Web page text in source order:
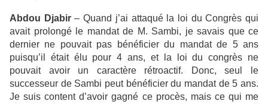
Abdou Djabir– Quand j’ai attaqué la loi du Congrès qui
avait prolongé le mandat de M. Sambi, je savais que ce
dernier ne pouvait pas bénéficier du mandat de 5 ans
puisqu’il était élu pour 4 ans, et la loi du congrès ne
pouvait avoir un caractère rétroactif. Donc, seul le
successeur de Sambi peut bénéficier du mandat de 5 ans.
Je suis content d’avoir gagné ce procès, mais ce qui me